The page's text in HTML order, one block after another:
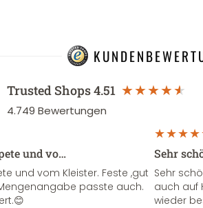
Trusted Shops4.51
4.749 Bewertungen
und vo…
und vom Kleister. Feste ,gut
passte auch.
Sehr
Sehr
auch auf
wieder